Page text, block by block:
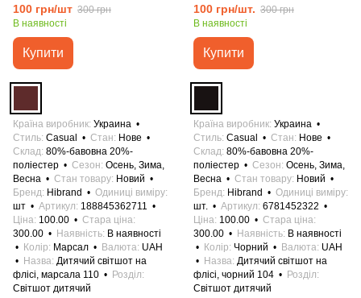
100 грн/шт 300 грн
В наявності
Купити
Країна виробник Украина
Стиль Casual Стан
Нове
Склад 80%-бавовна 20%-
поліестер
Сезон Осень, Зима,
Весна
Стан товару Новий
Бренд Hibrand
Одиниці виміру
шт
Артикул 188845362711
Ціна 100.00
Стара ціна
300.00
Наявність В наявності
Колір
Марсал Валюта UAH
Назва Дитячий світшот на
флісі, марсала 110
Розділ
Світшот дитячий
100 грн/шт. 300 грн
В наявності
Купити
Країна виробник Украина
Стиль Casual Стан
Нове
Склад 80%-бавовна 20%-
поліестер
Сезон Осень, Зима,
Весна
Стан товару Новий
Бренд Hibrand
Одиниці виміру
шт.
Артикул 6781452322
Ціна 100.00
Стара ціна
300.00
Наявність В наявності
Колір Чорний Валюта UAH
Назва Дитячий світшот на
флісі, чорний 104
Розділ
Світшот дитячий